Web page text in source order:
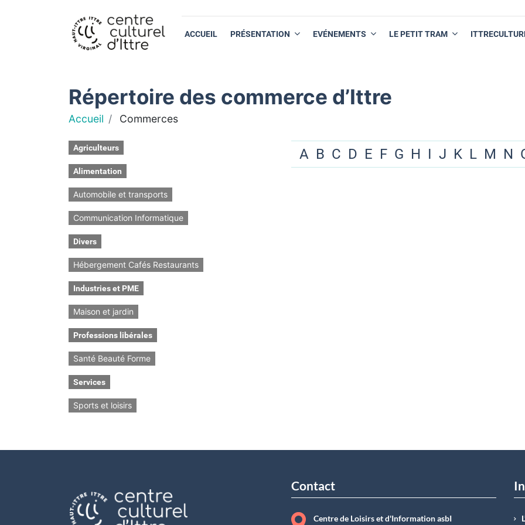
ACCUEIL PRÉSENTATION EVÉNEMENTS LE PETIT TRAM
Répertoire des commerce d’Ittre
Accueil Commerces
Agriculteurs
Alimentation
Automobile et transports
Communication Informatique
Divers
Hébergement Cafés Restaurants
Industries et PME
Maison et jardin
Professions libérales
Santé Beauté Forme
Services
Sports et loisirs
A B C D E F G H I J K L M N
Contact
Centre de Loisirs et d'Information asbI